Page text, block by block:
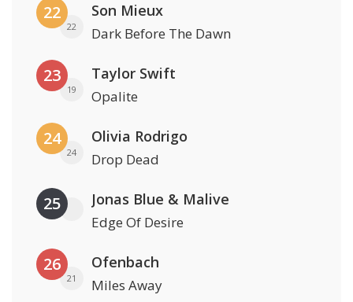
22
22
Son Mieux
Dark Before The Dawn
23
19
Taylor Swift
Opalite
24
24
Olivia Rodrigo
Drop Dead
25 Jonas Blue & Malive
Edge Of Desire
26
21
Ofenbach
Miles Away